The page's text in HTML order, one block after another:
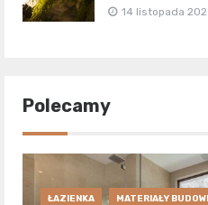
14 listopada
Polecamy
ŁAZIENKA MATERIAŁY